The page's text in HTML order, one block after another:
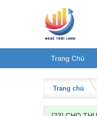
Trang Chủ
Trang chủ